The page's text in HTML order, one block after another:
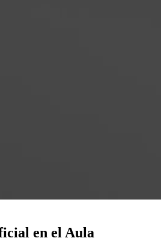
en el Aula